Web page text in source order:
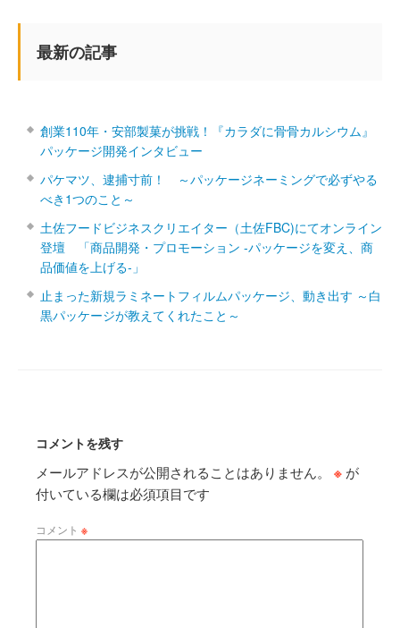
最新の記事
創業110年・安部製菓が挑戦！『カラダに骨骨カルシウム』
パッケージ開発インタビュー
パケマツ、逮捕寸前！ ～パッケージネーミングで必ずやる
べき1つのこと～
土佐フードビジネスクリエイター（土佐FBC)にてオンライン
登壇 「商品開発・プロモーション ‐パッケージを変え、商
品価値を上げる‐」
止まった新規ラミネートフィルムパッケージ、動き出す ～白
黒パッケージが教えてくれたこと～
コメントを残す
メールアドレスが公開されることはありません。 ※ が
付いている欄は必須項目です
コメント ※